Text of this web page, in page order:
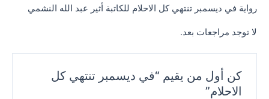
رواية في ديسمبر تنتهي كل الاحلام للكاتبة أثير عبد الله النشمي
لا توجد مراجعات بعد.
كن أول من يقيم “في ديسمبر تنتهي كل
الاحلام”